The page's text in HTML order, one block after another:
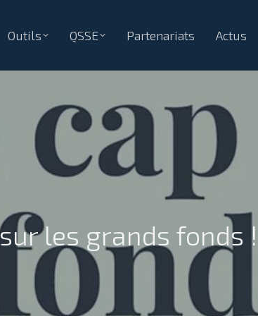
Outils QSSE Partenariats Actus
les grands fonds !